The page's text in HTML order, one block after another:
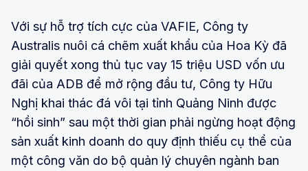
Với sự hỗ trợ tích cực của VAFIE, Công ty
Australis nuôi cá chẽm xuất khẩu của Hoa Kỳ đã
giải quyết xong thủ tục vay 15 triệu USD vốn ưu
đãi của ADB để mở rộng đầu tư, Công ty Hữu
Nghị khai thác đá vôi tại tỉnh Quảng Ninh được
“hồi sinh” sau một thời gian phải ngừng hoạt động
sản xuất kinh doanh do quy định thiếu cụ thể của
một công văn do bộ quản lý chuyên ngành ban